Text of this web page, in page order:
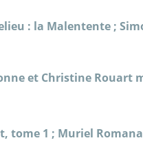
tome 1 ; Muriel Romana